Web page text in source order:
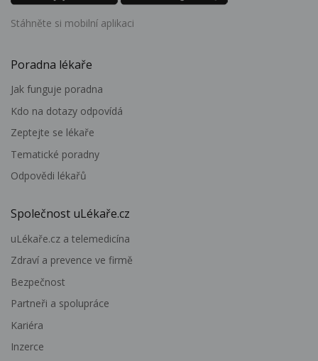
Stáhněte si mobilní aplikaci
Poradna lékaře
Jak funguje poradna
Kdo na dotazy odpovídá
Zeptejte se lékaře
Tematické poradny
Odpovědi lékařů
Společnost uLékaře.cz
uLékaře.cz a telemedicína
Zdraví a prevence ve firmě
Bezpečnost
Partneři a spolupráce
Kariéra
Inzerce